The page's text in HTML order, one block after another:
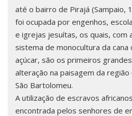
até o bairro de Pirajá (Sampaio,
foi ocupada por engenhos,
e igrejas jesuítas, os quais, com
sistema de monocultura da cana
açúcar, são os primeiros
alteração na paisagem da região
São Bartolomeu.
A utilização de escravos
encontrada pelos senhores de